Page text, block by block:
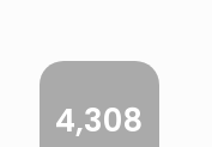
4,308